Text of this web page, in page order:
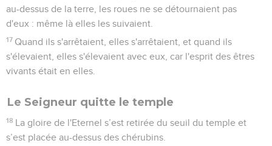
au-dessus de la terre, les roues ne se détournaient pas
d'eux : même là elles les suivaient.
17 Quand ils s'arrêtaient, elles s'arrêtaient, et quand ils
s'élevaient, elles s'élevaient avec eux, car l'esprit des êtres
vivants était en elles.
Le Seigneur quitte le temple
18 La gloire de l'Eternel s’est retirée du seuil du temple et
s’est placée au-dessus des chérubins.